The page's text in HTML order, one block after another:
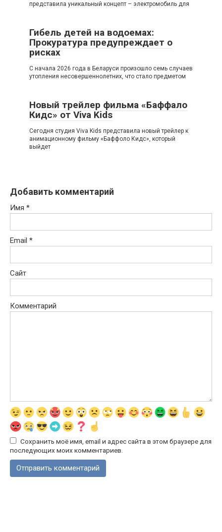
представила уникальный концепт – электромобиль для
Гибель детей на водоемах:
Прокуратура предупреждает о
рисках
С начала 2026 года в Беларуси произошло семь случаев
утопления несовершеннолетних, что стало предметом
Новый трейлер фильма «Баффало
Кидс» от Viva Kids
Сегодня студия Viva Kids представила новый трейлер к
анимационному фильму «Баффоло Кидс», который
выйдет
Добавить комментарий
Имя *
Email *
Сайт
Комментарий
Сохранить моё имя, email и адрес сайта в этом браузере для
последующих моих комментариев.